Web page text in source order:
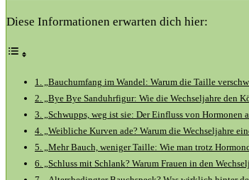
Diese Informationen erwarten dich hier:
1. „Bauchumfang im Wandel: Warum die Taille
2. „Bye Bye Sanduhrfigur: Wie die Wechseljahre den
3. „Schwupps, weg ist sie: Der Einfluss von Hormonen
4. „Weibliche Kurven ade? Warum die Wechseljahre
5. „Mehr Bauch, weniger Taille: Wie man trotz
6. „Schluss mit Schlank? Warum Frauen in den